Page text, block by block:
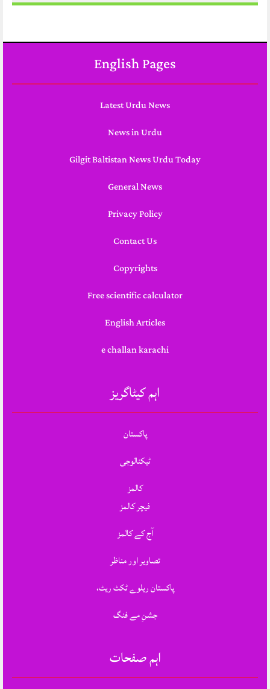
English Pages
Latest Urdu News
News in Urdu
Gilgit Baltistan News Urdu Today
General News
Privacy Policy
Contact Us
Copyrights
Free scientific calculator
English Articles
e challan karachi
اہم کیٹاگریز
پاکستان
ٹیکنالوجی
کالمز
فیچر کالمز
آج کے کالمز
تصاویر اور مناظر
پاکستان ریلوے ٹکٹ ریٹ،
جشنِ مے فنگ
اہم صفحات